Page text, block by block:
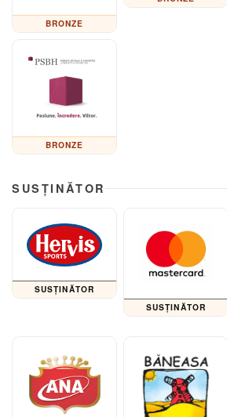
BRONZE
BRONZE
SUSȚINĂTOR
SUSȚINĂTOR
SUSȚINĂTOR